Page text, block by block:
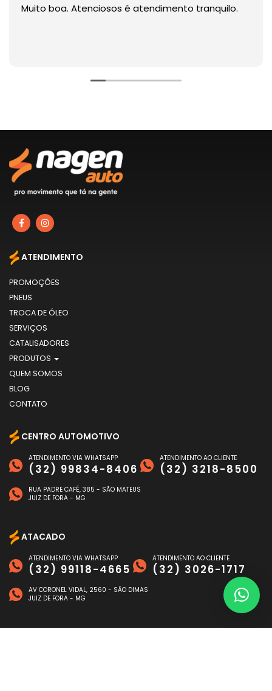
Muito boa. Atenciosos é atendimento tranquilo.
ATENDIMENTO
PROMOÇÕES
PNEUS
TROCA DE ÓLEO
SERVIÇOS
CATALISADORES
PRODUTOS
QUEM SOMOS
BLOG
CONTATO
CENTRO AUTOMOTIVO
ATENDIMENTO VIA WHATSAPP
(32) 99834-8406
ATENDIMENTO AO CLIENTE
(32) 3218-8500
RUA PADRE CAFÉ, 385 - SÃO MATEUS
JUIZ DE FORA - MG
ATACADO
ATENDIMENTO VIA WHATSAPP
(32) 99118-4665
ATENDIMENTO AO CLIENTE
(32) 3026-1717
AV CORONEL VIDAL, 2560 - SÃO DIMAS
JUIZ DE FORA - MG